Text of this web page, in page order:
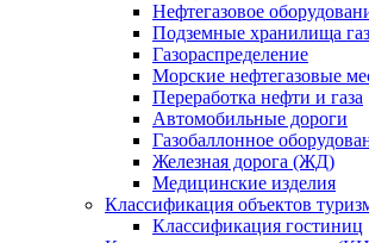
Нефтегазовое
Подземные хранилища
Газораспределение
Морские нефтегазовые
Переработка нефти и газа
Автомобильные дороги
Газобаллонное
Железная дорога (ЖД)
Медицинские изделия
Классификация объектов
Классификация гостиниц